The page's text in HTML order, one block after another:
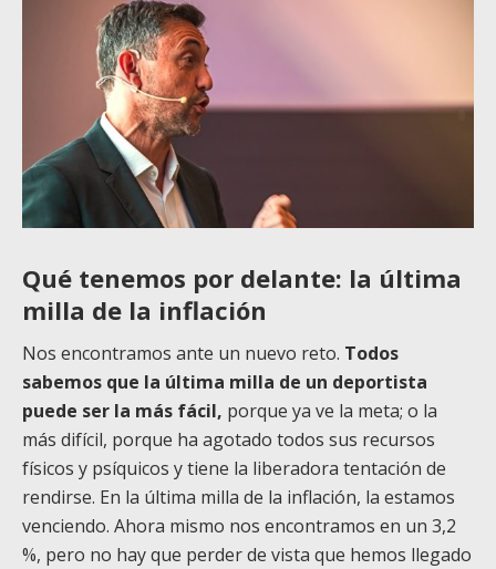
Qué tenemos por delante: la última
milla de la inflación
Nos encontramos ante un nuevo reto. Todos
sabemos que la última milla de un deportista
puede ser la más fácil, porque ya ve la meta; o la
más difícil, porque ha agotado todos sus recursos
físicos y psíquicos y tiene la liberadora tentación de
rendirse. En la última milla de la inflación, la estamos
venciendo. Ahora mismo nos encontramos en un 3,2
%, pero no hay que perder de vista que hemos llegado